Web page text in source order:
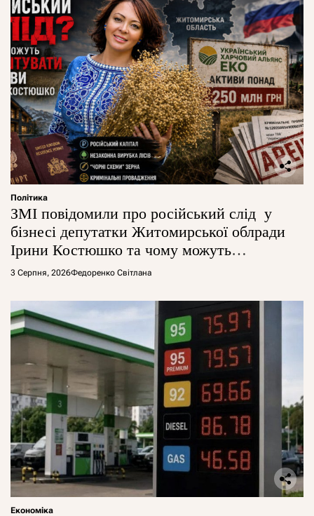
Політика
ЗМІ повідомили про російський слід у
бізнесі депутатки Житомирської облради
Ірини Костюшко та чому можуть
арештувати її активи
3 Серпня, 2026Федоренко Світлана
Економіка